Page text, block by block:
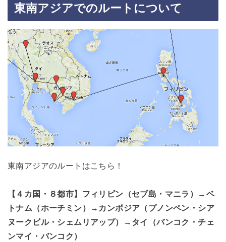
東南アジアでのルートについて
東南アジアのルートはこちら！
【４カ国・８都市】フィリピン（セブ島・マニラ）→ベ
トナム（ホーチミン）→カンボジア（プノンペン・シア
ヌークビル・シェムリアップ）→タイ（バンコク・チェ
ンマイ・バンコク）